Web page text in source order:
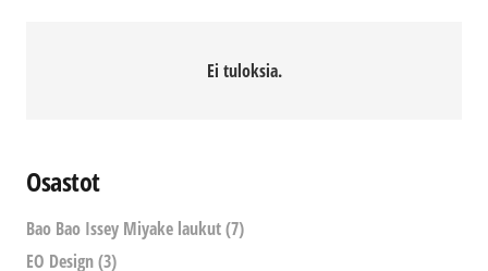
Ei tuloksia.
Osastot
Bao Bao Issey Miyake laukut(7)
EO Design(3)